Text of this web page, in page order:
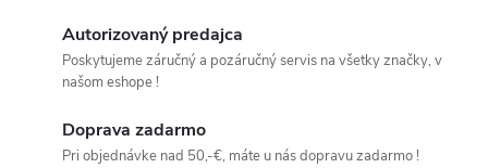
Autorizovaný predajca
Poskytujeme záručný a pozáručný servis na všetky značky, v
našom eshope !
Doprava zadarmo
Pri objednávke nad 50,-€, máte u nás dopravu zadarmo !